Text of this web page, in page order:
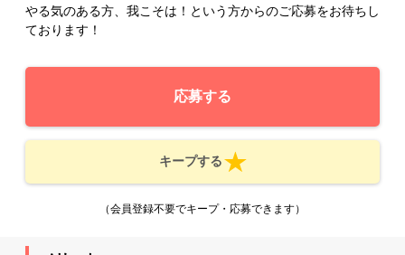
やる気のある方、我こそは！という方からのご応募をお待ちし
ております！
応募する
キープする
（会員登録不要でキープ・応募できます）